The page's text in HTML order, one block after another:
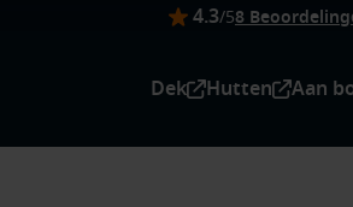
4.3/58
Dek Hutten Aan